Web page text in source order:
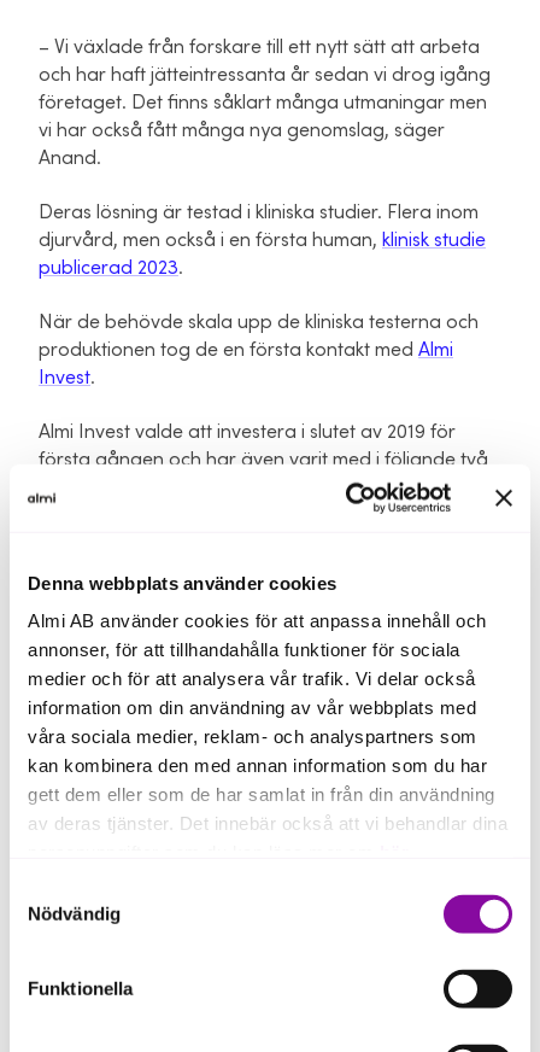
Denna webbplats använder cookies
Almi AB använder cookies för att anpassa innehåll och
annonser, för att tillhandahålla funktioner för sociala
medier och för att analysera vår trafik. Vi delar också
information om din användning av vår webbplats med
våra sociala medier, reklam- och analyspartners som
kan kombinera den med annan information som du har
gett dem eller som de har samlat in från din användning
av deras tjänster. Det innebär också att vi behandlar dina
Om du klickar på avvisa kommer användning av kakor
eller delning av information enligt ovan, inte att ske,
förutom för kakor som är nödvändiga för att hemsidan
ska fungera se mer under inställningar.
Nödvändig
Funktionella
– Vi växlade från forskare till ett nytt sätt att arbeta
och har haft jätteintressanta år sedan vi drog igång
företaget. Det finns såklart många utmaningar men
vi har också fått många nya genomslag, säger
Anand.
Deras lösning är testad i kliniska studier. Flera inom
djurvård, men också i en första human, klinisk studie
publicerad 2023.
När de behövde skala upp de kliniska testerna och
produktionen tog de en första kontakt med Almi
Invest.
Almi Invest valde att investera i slutet av 2019 för
första gången och har även varit med i följande två
investeringsrundor.
en styrelse och nätverk runt bolaget och hjälpte oss
bland annat att komma i kontakt med Agneta
Edberg, som är vår styrelseordförande, som har en
jätteviktig erfarenhet inom life science, säger Anand.